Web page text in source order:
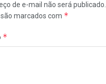
de e-mail não será publicado.
marcados com *
*